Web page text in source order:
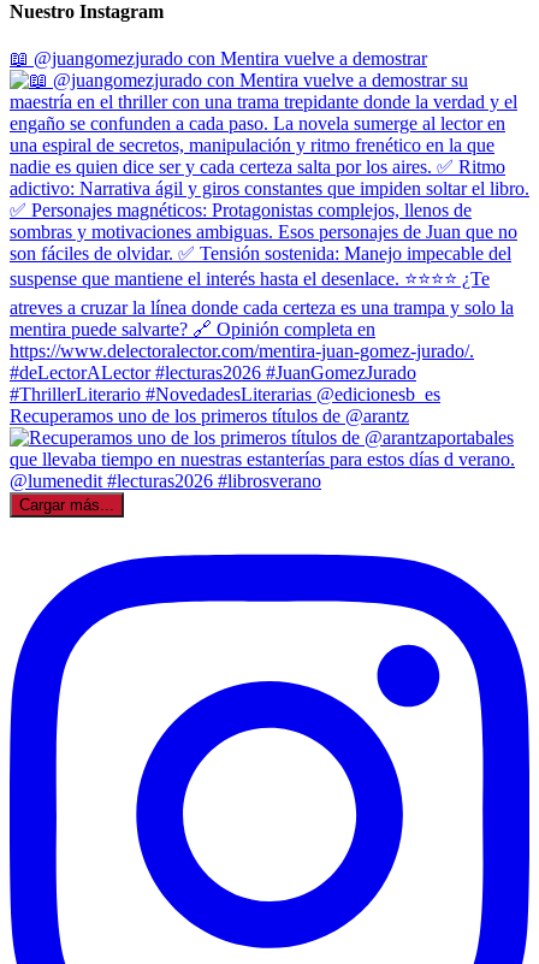
Nuestro Instagram
📖 @juangomezjurado con Mentira vuelve a demostrar
Recuperamos uno de los primeros títulos de @arantz
Cargar más...